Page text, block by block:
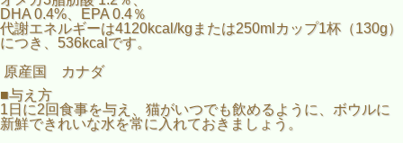
DHA 0.4%、EPA 0.4％
代謝エネルギーは4120kcal/kgまたは250mlカップ1杯（130g）
につき、536kcalです。
原産国 カナダ
■与え方
1日に2回食事を与え、猫がいつでも飲めるように、ボウルに
新鮮できれいな水を常に入れておきましょう。